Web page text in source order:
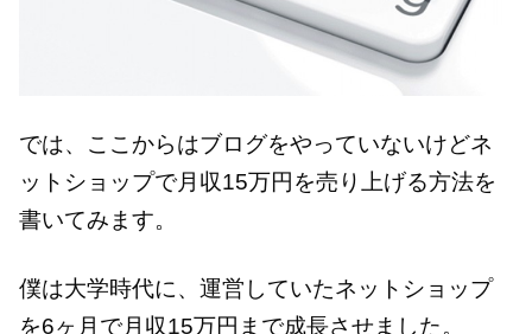
では、ここからはブログをやっていないけどネ
ットショップで月収15万円を売り上げる方法を
書いてみます。
僕は大学時代に、運営していたネットショップ
を6ヶ月で月収15万円まで成長させました。